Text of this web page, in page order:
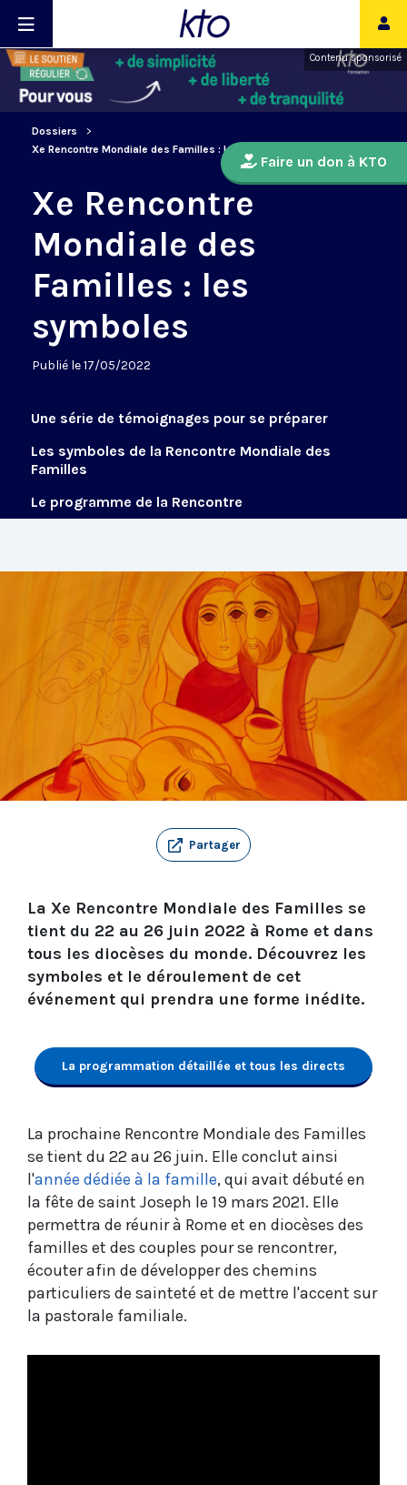
Contenu sponsorisé
Dossiers
Xe Rencontre Mondiale des Familles : les symboles
Faire un don à KTO
Xe Rencontre
Mondiale des
Familles : les
symboles
Publié le 17/05/2022
Une série de témoignages pour se préparer
Les symboles de la Rencontre Mondiale des
Familles
Le programme de la Rencontre
Partager
La Xe Rencontre Mondiale des Familles se
tient du 22 au 26 juin 2022 à Rome et dans
tous les diocèses du monde. Découvrez les
symboles et le déroulement de cet
événement qui prendra une forme inédite.
La programmation détaillée et tous les directs
La prochaine Rencontre Mondiale des Familles
se tient du 22 au 26 juin. Elle conclut ainsi
l'année dédiée à la famille, qui avait débuté en
la fête de saint Joseph le 19 mars 2021. Elle
permettra de réunir à Rome et en diocèses des
familles et des couples pour se rencontrer,
écouter afin de développer des chemins
particuliers de sainteté et de mettre l'accent sur
la pastorale familiale.